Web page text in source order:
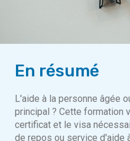
En résumé
L'aide à la personne âgée
principal ? Cette formation
certificat et le visa
de repos ou service d'aide